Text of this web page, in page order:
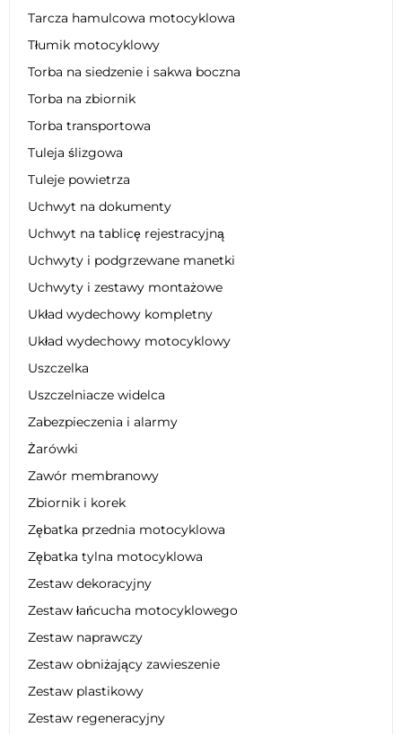
Tarcza hamulcowa motocyklowa
Tłumik motocyklowy
Torba na siedzenie i sakwa boczna
Torba na zbiornik
Torba transportowa
Tuleja ślizgowa
Tuleje powietrza
Uchwyt na dokumenty
Uchwyt na tablicę rejestracyjną
Uchwyty i podgrzewane manetki
Uchwyty i zestawy montażowe
Układ wydechowy kompletny
Układ wydechowy motocyklowy
Uszczelka
Uszczelniacze widelca
Zabezpieczenia i alarmy
Żarówki
Zawór membranowy
Zbiornik i korek
Zębatka przednia motocyklowa
Zębatka tylna motocyklowa
Zestaw dekoracyjny
Zestaw łańcucha motocyklowego
Zestaw naprawczy
Zestaw obniżający zawieszenie
Zestaw plastikowy
Zestaw regeneracyjny